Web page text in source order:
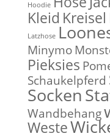
Hoodie
Kleid Kreisel
Latzhose
Minymo
Pieksies
Schaukelpferd
Socken
Wandbehang
Weste